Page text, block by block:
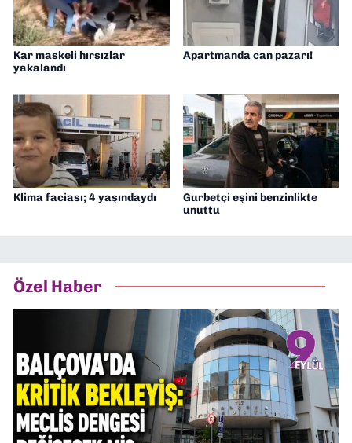
Kar maskeli hırsızlar
yakalandı
Apartmanda can pazarı!
Klima faciası; 4 yaşındaydı
Gurbetçi eşini benzinlikte
unuttu
Özel Haber